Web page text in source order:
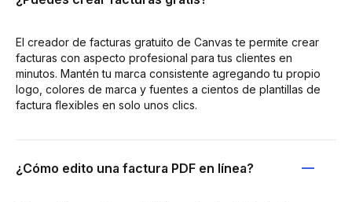
El creador de facturas gratuito de Canvas te permite crear
facturas con aspecto profesional para tus clientes en
minutos. Mantén tu marca consistente agregando tu propio
logo, colores de marca y fuentes a cientos de plantillas de
factura flexibles en solo unos clics.
¿Cómo edito una factura PDF en línea?